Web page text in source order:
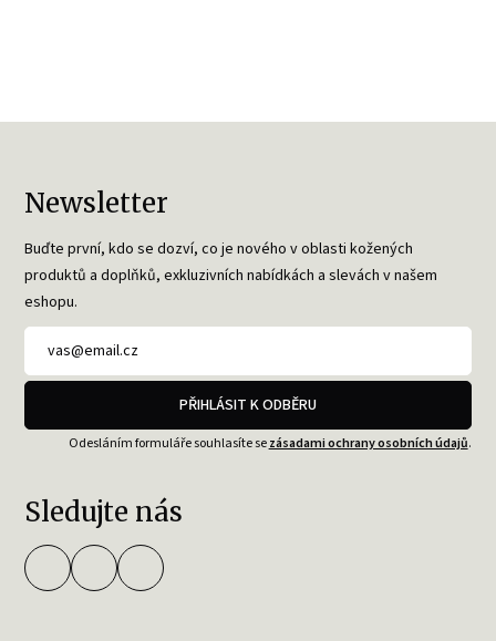
Newsletter
Buďte první, kdo se dozví, co je nového v oblasti kožených
produktů a doplňků, exkluzivních nabídkách a slevách v našem
eshopu.
PŘIHLÁSIT K ODBĚRU
Odesláním formuláře souhlasíte sezásadami ochrany osobních údajů.
Sledujte nás